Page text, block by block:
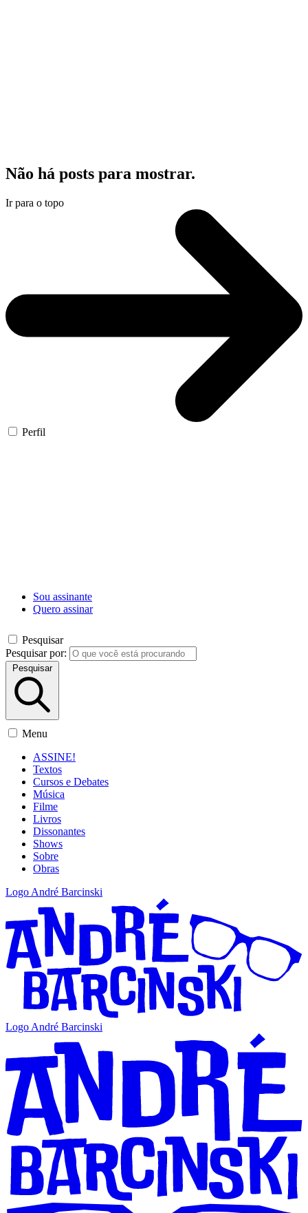
Não há posts para mostrar.
Ir para o topo
Perfil
Sou assinante
Quero assinar
Pesquisar
Pesquisar por:
Pesquisar
Menu
ASSINE!
Textos
Cursos e Debates
Música
Filme
Livros
Dissonantes
Shows
Sobre
Obras
Logo André Barcinski
Logo André Barcinski